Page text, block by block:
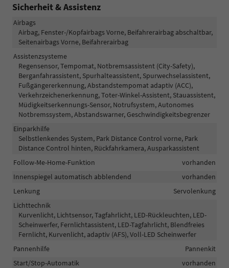
Sicherheit & Assistenz
Airbags
Airbag, Fenster-/Kopfairbags Vorne, Beifahrerairbag abschaltbar,
Seitenairbags Vorne, Beifahrerairbag
Assistenzsysteme
Regensensor, Tempomat, Notbremsassistent (City-Safety),
Berganfahrassistent, Spurhalteassistent, Spurwechselassistent,
Fußgängererkennung, Abstandstempomat adaptiv (ACC),
Verkehrzeichenerkennung, Toter-Winkel-Assistent, Stauassistent,
Müdigkeitserkennungs-Sensor, Notrufsystem, Autonomes
Notbremssystem, Abstandswarner, Geschwindigkeitsbegrenzer
Einparkhilfe
Selbstlenkendes System, Park Distance Control vorne, Park
Distance Control hinten, Rückfahrkamera, Ausparkassistent
Follow-Me-Home-Funktion
vorhanden
Innenspiegel automatisch abblendend
vorhanden
Lenkung
Servolenkung
Lichttechnik
Kurvenlicht, Lichtsensor, Tagfahrlicht, LED-Rückleuchten, LED-
Scheinwerfer, Fernlichtassistent, LED-Tagfahrlicht, Blendfreies
Fernlicht, Kurvenlicht, adaptiv (AFS), Voll-LED Scheinwerfer
Pannenhilfe
Pannenkit
Start/Stop-Automatik
vorhanden